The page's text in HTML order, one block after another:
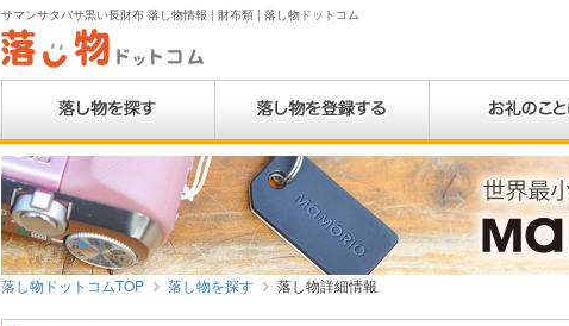
サマンサタバサ黒い長財布 落し物情報 | 財布類 | 落し物ドットコム
落し物ドットコムTOP 落し物を探す 落し物詳細情報